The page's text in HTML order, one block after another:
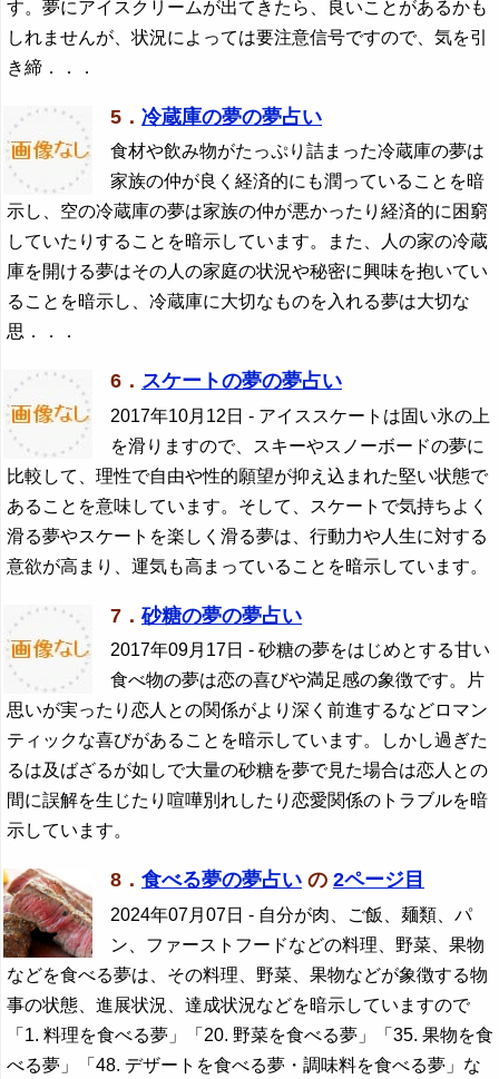
す。夢にアイスクリームが出てきたら、良いことがあるかも
しれませんが、状況によっては要注意信号ですので、気を引
き締．．．
5． 冷蔵庫の夢の夢占い
食材や飲み物がたっぷり詰まった冷蔵庫の夢は
家族の仲が良く経済的にも潤っていることを暗
示し、空の冷蔵庫の夢は家族の仲が悪かったり経済的に困窮
していたりすることを暗示しています。また、人の家の冷蔵
庫を開ける夢はその人の家庭の状況や秘密に興味を抱いてい
ることを暗示し、冷蔵庫に大切なものを入れる夢は大切な
思．．．
6． スケートの夢の夢占い
2017年10月12日 - アイススケートは固い氷の上
を滑りますので、スキーやスノーボードの夢に
比較して、理性で自由や性的願望が抑え込まれた堅い状態で
あることを意味しています。そして、スケートで気持ちよく
滑る夢やスケートを楽しく滑る夢は、行動力や人生に対する
意欲が高まり、運気も高まっていることを暗示しています。
7．砂糖の夢の夢占い
2017年09月17日 - 砂糖の夢をはじめとする甘い
食べ物の夢は恋の喜びや満足感の象徴です。片
思いが実ったり恋人との関係がより深く前進するなどロマン
ティックな喜びがあることを暗示しています。しかし過ぎた
るは及ばざるが如しで大量の砂糖を夢で見た場合は恋人との
間に誤解を生じたり喧嘩別れしたり恋愛関係のトラブルを暗
示しています。
8． 食べる夢の夢占い の 2ページ目
2024年07月07日 - 自分が肉、ご飯、麺類、パ
ン、ファーストフードなどの料理、野菜、果物
などを食べる夢は、その料理、野菜、果物などが象徴する物
事の状態、進展状況、達成状況などを暗示していますので
「1. 料理を食べる夢」「20. 野菜を食べる夢」「35. 果物を食
べる夢」「48. デザートを食べる夢・調味料を食べる夢」な